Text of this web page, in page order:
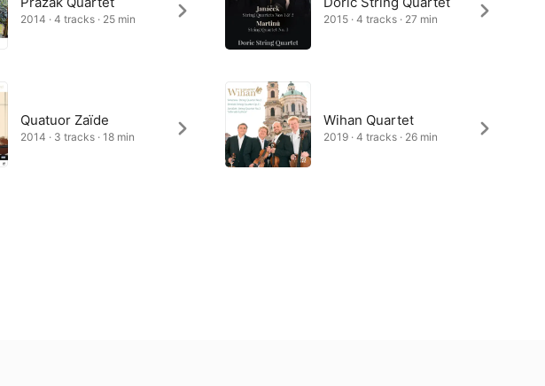
2014 · 4 tracks · 25 min
Quatuor Zaïde
2014 · 3 tracks · 18 min
2015 · 4 tracks · 27 min
Wihan Quartet
2019 · 4 tracks · 26 min